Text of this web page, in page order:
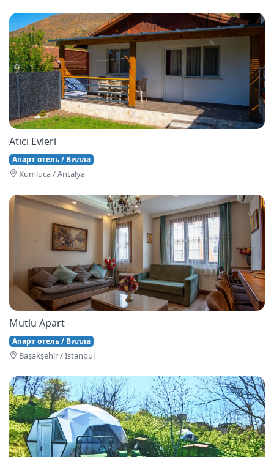
Atıcı Evleri
Апарт отель / Вилла
Kumluca / Antalya
Mutlu Apart
Апарт отель / Вилла
Başakşehi̇r / İstanbul